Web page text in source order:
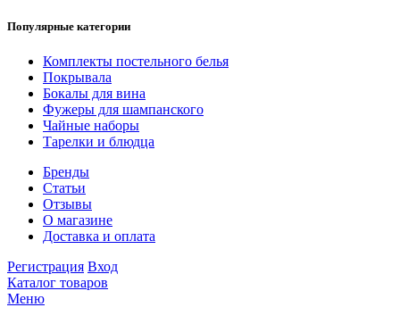
Популярные категории
Комплекты постельного белья
Покрывала
Бокалы для вина
Фужеры для шампанского
Чайные наборы
Тарелки и блюдца
Бренды
Статьи
Отзывы
О магазине
Доставка и оплата
Регистрация Вход
Каталог товаров
Меню